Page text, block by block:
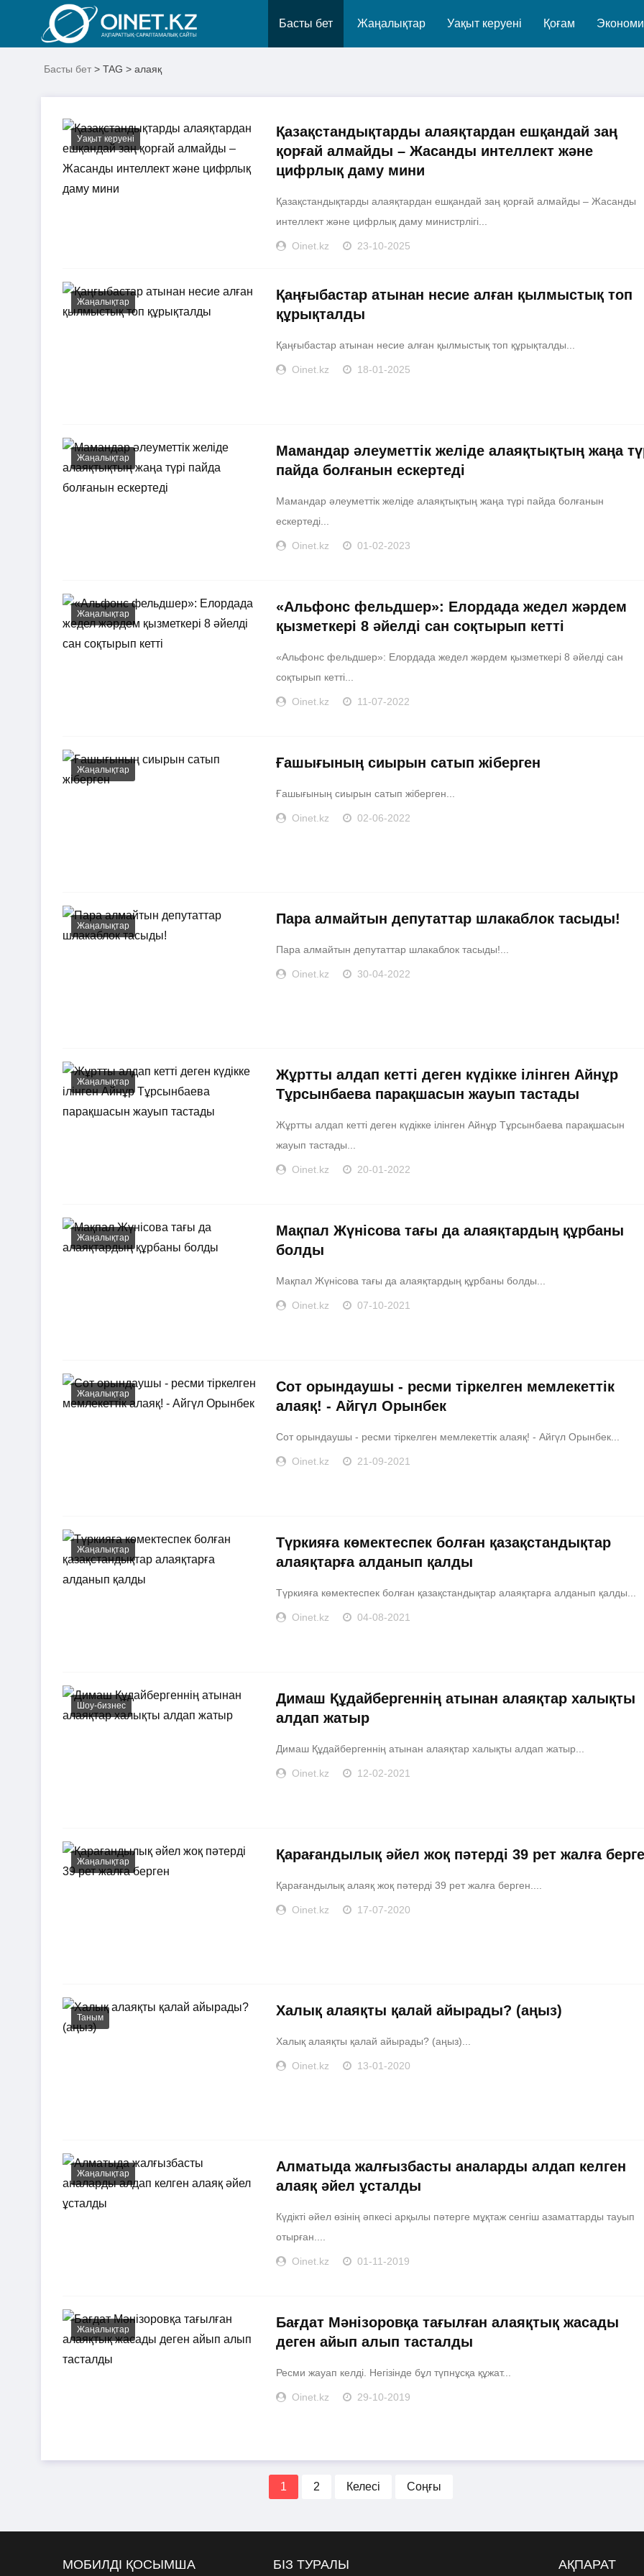
Басты бет Жаңалықтар Уақыт керуені Қоғам
Басты бет > TAG > алаяқ
Уақыт керуені
Қазақстандықтарды алаяқтардан ешқандай заң
қорғай алмайды – Жасанды интеллект және
цифрлық даму мини
Қазақстандықтарды алаяқтардан ешқандай заң қорғай алмайды – Жасанды
интеллект және цифрлық даму министрлігі...
Oinet.kz 23-10-2025
Жаңалықтар
Қаңғыбастар атынан несие алған қылмыстық топ
құрықталды
Қаңғыбастар атынан несие алған қылмыстық топ құрықталды...
Oinet.kz 18-01-2025
Жаңалықтар
Мамандар әлеуметтік желіде алаяқтықтың жаңа
пайда болғанын ескертеді
Мамандар әлеуметтік желіде алаяқтықтың жаңа түрі пайда болғанын
ескертеді...
Oinet.kz 01-02-2023
Жаңалықтар
«Альфонс фельдшер»: Елордада жедел жәрдем
қызметкері 8 әйелді сан соқтырып кетті
«Альфонс фельдшер»: Елордада жедел жәрдем қызметкері 8 әйелді сан
соқтырып кетті...
Oinet.kz 11-07-2022
Жаңалықтар Ғашығының сиырын сатып жіберген
Ғашығының сиырын сатып жіберген...
Oinet.kz 02-06-2022
Жаңалықтар Пара алмайтын депутаттар шлакаблок тасыды!
Пара алмайтын депутаттар шлакаблок тасыды!...
Oinet.kz 30-04-2022
Жаңалықтар
Жұртты алдап кетті деген күдікке ілінген Айнұр
Тұрсынбаева парақшасын жауып тастады
Жұртты алдап кетті деген күдікке ілінген Айнұр Тұрсынбаева парақшасын
жауып тастады...
Oinet.kz 20-01-2022
Жаңалықтар
Мақпал Жүнісова тағы да алаяқтардың құрбаны
болды
Мақпал Жүнісова тағы да алаяқтардың құрбаны болды...
Oinet.kz 07-10-2021
Жаңалықтар
Cот орындаушы - ресми тіркелген мемлекеттік
алаяқ! - Айгүл Орынбек
Cот орындаушы - ресми тіркелген мемлекеттік алаяқ! - Айгүл Орынбек...
Oinet.kz 21-09-2021
Жаңалықтар
Түркияға көмектеспек болған қазақстандықтар
алаяқтарға алданып қалды
Түркияға көмектеспек болған қазақстандықтар алаяқтарға алданып қалды...
Oinet.kz 04-08-2021
Шоу-бизнес
Димаш Құдайбергеннің атынан алаяқтар халықты
алдап жатыр
Димаш Құдайбергеннің атынан алаяқтар халықты алдап жатыр...
Oinet.kz 12-02-2021
Жаңалықтар Қарағандылық әйел жоқ пәтерді 39 рет жалға
Қарағандылық алаяқ жоқ пәтерді 39 рет жалға берген....
Oinet.kz 17-07-2020
Таным Халық алаяқты қалай айырады? (аңыз)
Халық алаяқты қалай айырады? (аңыз)...
Oinet.kz 13-01-2020
Жаңалықтар
Алматыда жалғызбасты аналарды алдап келген
алаяқ әйел ұсталды
Күдікті әйел өзінің әпкесі арқылы пәтерге мұқтаж сенгіш азаматтарды тауып
отырған....
Oinet.kz 01-11-2019
Жаңалықтар
Бағдат Мәнізоровқа тағылған алаяқтық жасады
деген айып алып тасталды
Ресми жауап келді. Негізінде бұл түпнұсқа құжат...
Oinet.kz 29-10-2019
1 2 Келесі Соңғы
МОБИЛДІ ҚОСЫМША БІЗ ТУРАЛЫ АҚПАРАТ